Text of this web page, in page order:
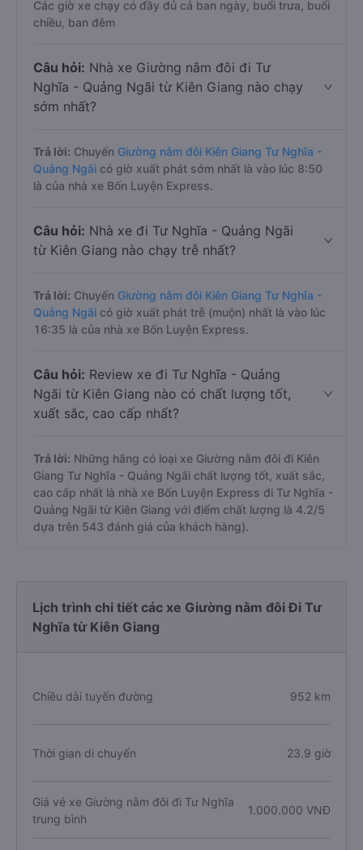
Các giờ xe chạy có đầy đủ cả ban ngày, buổi trưa, buổi
chiều, ban đêm
Câu hỏi: Nhà xe Giường nằm đôi đi Tư
Nghĩa - Quảng Ngãi từ Kiên Giang nào chạy
sớm nhất?
Trả lời: Chuyến Giường nằm đôi Kiên Giang Tư Nghĩa -
Quảng Ngãi có giờ xuất phát sớm nhất là vào lúc 8:50
là của nhà xe Bốn Luyện Express.
Câu hỏi: Nhà xe đi Tư Nghĩa - Quảng Ngãi
từ Kiên Giang nào chạy trễ nhất?
Trả lời: Chuyến Giường nằm đôi Kiên Giang Tư Nghĩa -
Quảng Ngãi có giờ xuất phát trễ (muộn) nhất là vào lúc
16:35 là của nhà xe Bốn Luyện Express.
Câu hỏi: Review xe đi Tư Nghĩa - Quảng
Ngãi từ Kiên Giang nào có chất lượng tốt,
xuất sắc, cao cấp nhất?
Trả lời: Những hãng có loại xe Giường nằm đôi đi Kiên
Giang Tư Nghĩa - Quảng Ngãi chất lượng tốt, xuất sắc,
cao cấp nhất là nhà xe Bốn Luyện Express đi Tư Nghĩa -
Quảng Ngãi từ Kiên Giang với điểm chất lượng là 4.2/5
dựa trên 543 đánh giá của khách hàng).
Lịch trình chi tiết các xe Giường nằm đôi Đi Tư
Nghĩa từ Kiên Giang
Chiều dài tuyến đường 952 km
Thời gian di chuyển 23.9 giờ
Giá vé xe Giường nằm đôi đi Tư Nghĩa
trung bình
1.000.000 VNĐ